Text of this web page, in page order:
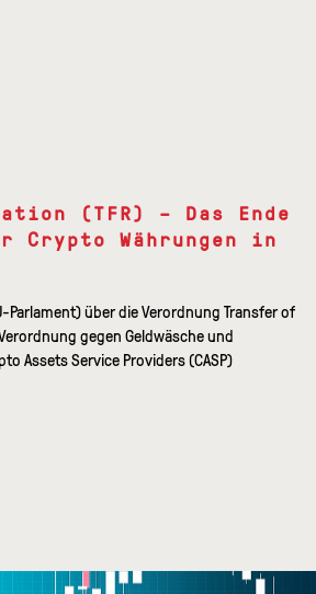
(TFR) – Das Ende
Währungen in
Parlament) über die Verordnung Transfer of
gegen Geldwäsche und
Assets Service Providers (CASP)